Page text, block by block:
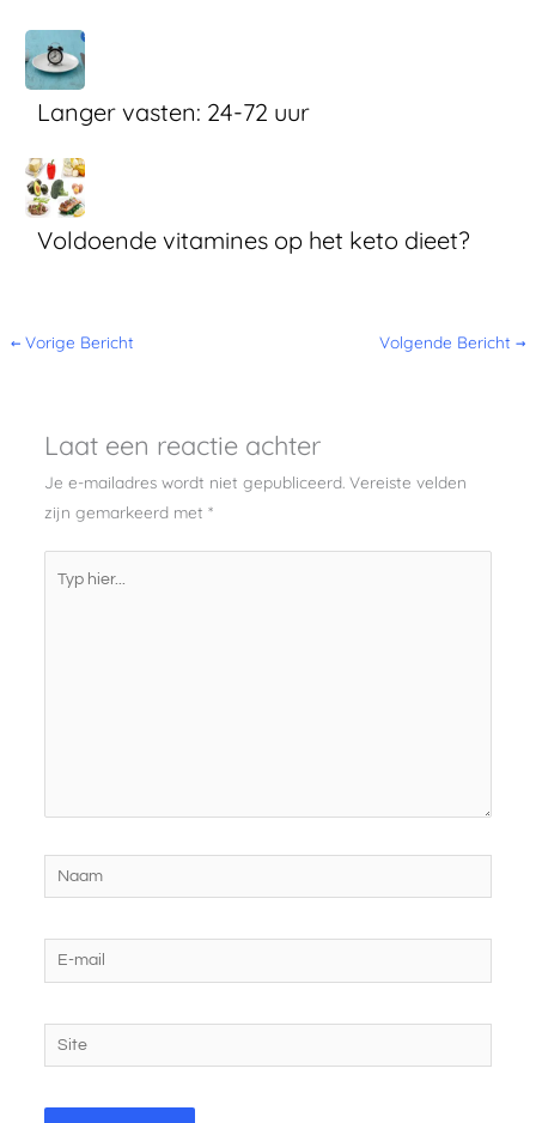
Langer vasten: 24-72 uur
Voldoende vitamines op het keto dieet?
← Vorige Bericht Volgende Bericht →
Laat een reactie achter
Je e-mailadres wordt niet gepubliceerd. Vereiste velden
zijn gemarkeerd met *
hier...
Naam
mail
Site